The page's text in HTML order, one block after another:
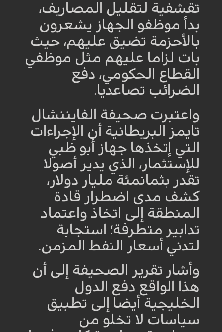
تقشفية لتقليل المصاريف،
بدأ موظفو الجهاز يشعرون
بالأحزمة تضيق عليهم، حيث
بات لزاما عليهم مثل موظفي
القطاع الحكومي، دفع
الضرائب تصاعديا.
واعتبرت صحيفة الفايننشال
تايمز البريطانية أن الإجراءات
التي إتخذها جهاز أبو ظبي
للإستثمار، الذي يدير أصولا
تقدر بثمانمئة مليار دولار،
كشف مدى اضطرار قادة
المنطقة إلى اتخاذ واعتماد
تدابير متطرفة؛ استجابة
لتدني أسعار النفط المزمن.
وأشار تقرير الصحيفة إلى أن
هذا الواقع دفع الدول
الخليجية أيضا إلى تطبيق
سياسات لا تخلو من